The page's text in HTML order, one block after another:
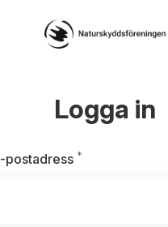
Logga in
postadress *